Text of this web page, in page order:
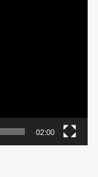
02:00